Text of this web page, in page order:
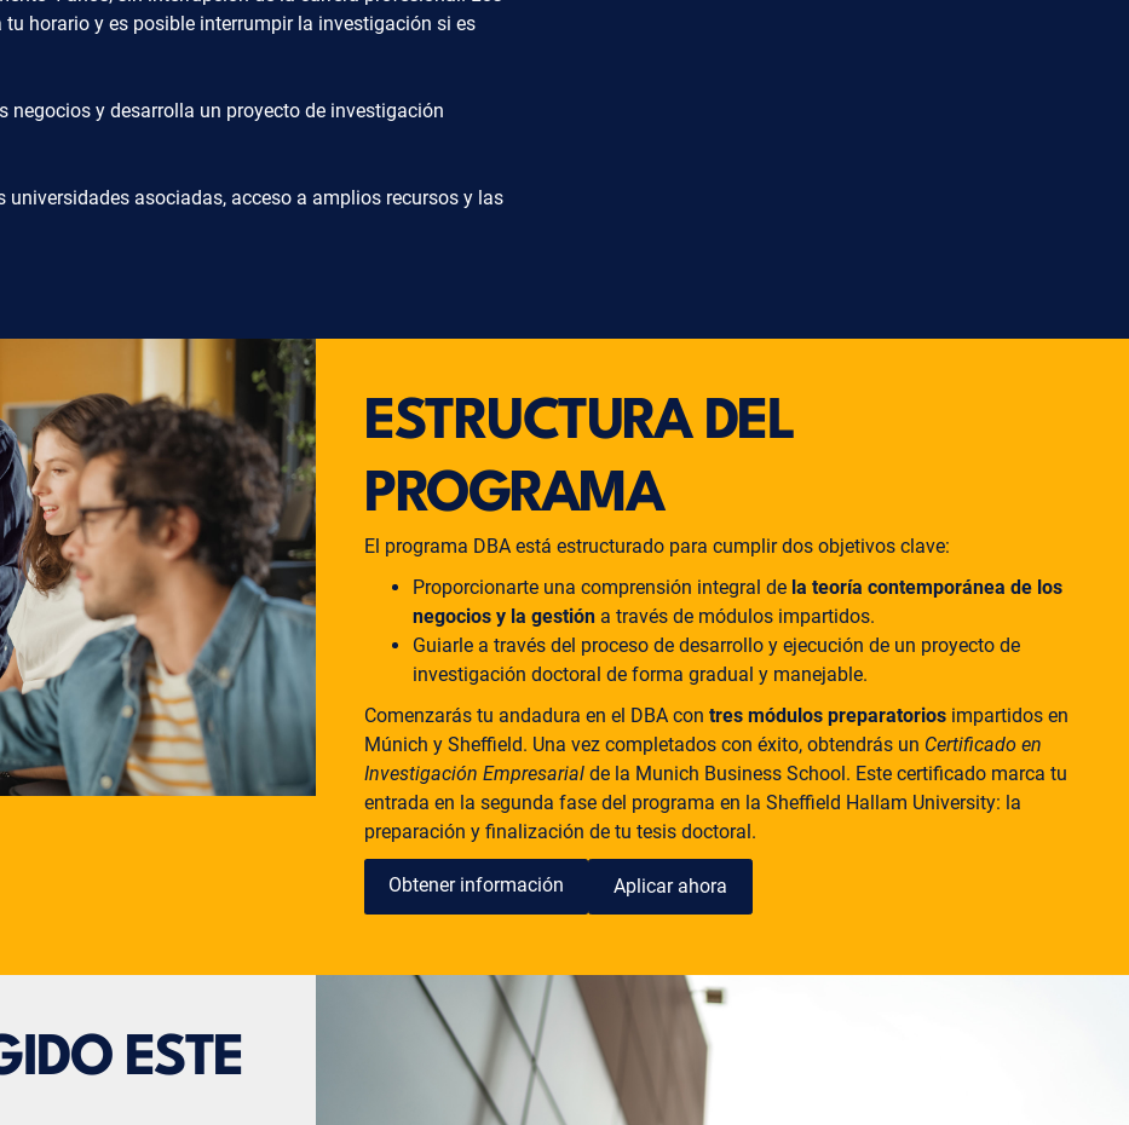
horario y es posible interrumpir la investigación si es
negocios y desarrolla un proyecto de investigación
universidades asociadas, acceso a amplios recursos y las
ESTRUCTURA DEL
PROGRAMA
El programa DBA está estructurado para cumplir dos objetivos clave:
Proporcionarte una comprensión integral de la teoría contemporánea de los
negocios y la gestión a través de módulos impartidos.
Guiarle a través del proceso de desarrollo y ejecución de un proyecto de
investigación doctoral de forma gradual y manejable.
Comenzarás tu andadura en el DBA con tres módulos preparatorios impartidos en
Múnich y Sheffield. Una vez completados con éxito, obtendrás un Certificado en
Investigación Empresarial de la Munich Business School. Este certificado marca tu
entrada en la segunda fase del programa en la Sheffield Hallam University: la
preparación y finalización de tu tesis doctoral.
Obtener información Aplicar ahora
ESTE